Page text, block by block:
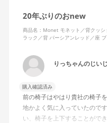
20年ぶりのおnew
商品名：Monet モネット／背クッ
ラック／背 パーシアンレッド／座
りっちゃんのじいじ
購入確認済み
前の椅子はやはり貴社の椅子
地かよく気に入っていたので
い、椅子を上下することがで